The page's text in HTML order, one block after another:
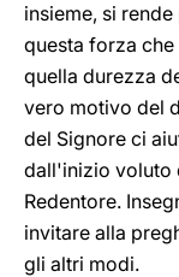
insieme, si
questa forza
quella durezza
vero motivo del
del Signore ci
dall'inizio voluto
Redentore.
invitare alla
gli altri modi.